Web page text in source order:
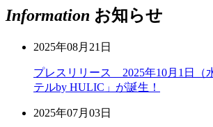
Information お知らせ
2025年08月21日
プレスリリース 2025年10月1日（
テルby HULIC」が誕生！
2025年07月03日